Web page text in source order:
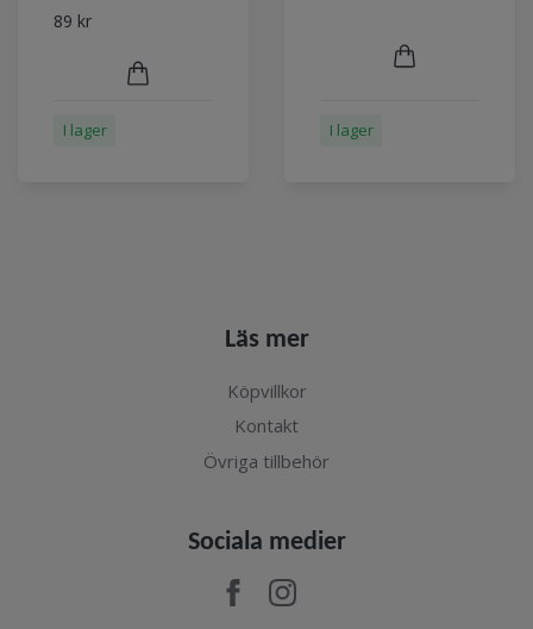
89 kr
I lager I lager
Läs mer
Köpvillkor
Kontakt
Övriga tillbehör
Sociala medier